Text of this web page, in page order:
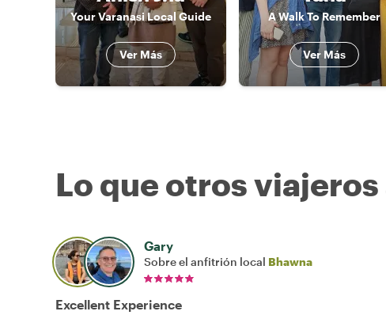
Your Varanasi Local Guide
Ver Más
A Walk To Remember
Ver Más
Lo que otros
Gary
Sobre el anfitrión local Bhawna
Excellent Experience